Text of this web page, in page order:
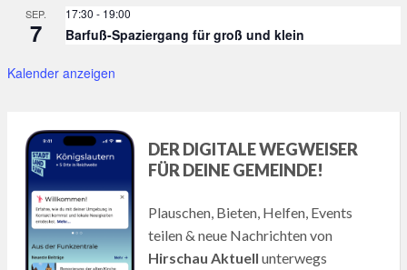
SEP.
7
17:30 - 19:00
Barfuß-Spaziergang für groß und klein
Kalender anzeigen
DER DIGITALE WEGWEISER
FÜR DEINE GEMEINDE!
Plauschen, Bieten, Helfen, Events
teilen & neue Nachrichten von
Hirschau Aktuell unterwegs